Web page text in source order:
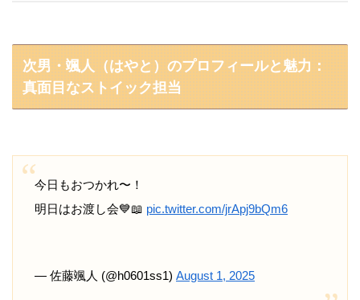
次男・颯人（はやと）のプロフィールと魅力：
真面目なストイック担当
今日もおつかれ〜！
明日はお渡し会💙📖 pic.twitter.com/jrApj9bQm6
— 佐藤颯人 (@h0601ss1) August 1, 2025